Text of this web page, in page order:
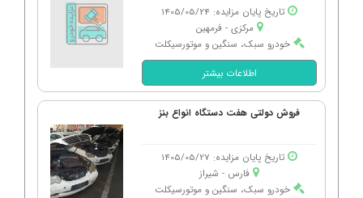
تاریخ پایان مزایده: 1405/05/24
مرکزی - فرمهین
خودرو سبک، سنگین و موتورسیکلت
اطلاعات بیشتر
فروش دولتی هفت دستگاه انواع بنز
تاریخ پایان مزایده: 1405/05/27
فارس - شیراز
خودرو سبک، سنگین و موتورسیکلت